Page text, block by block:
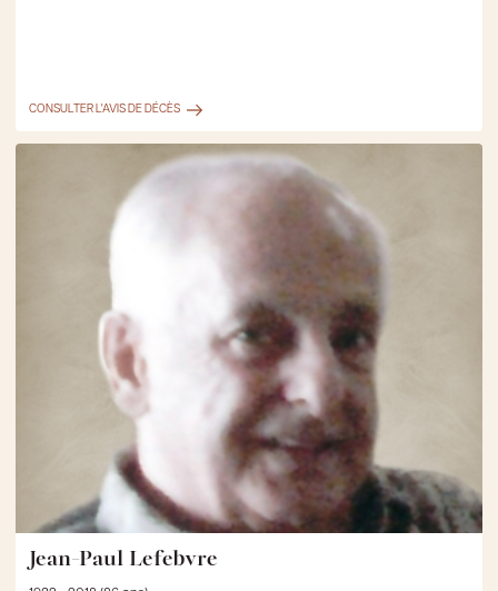
CONSULTER L'AVIS DE DÉCÈS
Jean-Paul Lefebvre